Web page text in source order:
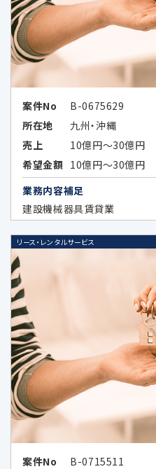
当社又は第三者の
る広告、メールマ
ため
わせた広告情報等
ン等、各種ご案内の
上記各目的に関連
ティングのため
データのハッシュ
方法等により特定
形式に加工したデ
工したデータまた
4.個人情報の第三
次の場合を除いてお
に開示又は提供するこ
お客様ご本人が同
案件No
B-0675629
所在地
九州・沖縄
売上
10億円～30億円
希望金額 10億円～30億円
業務内容補足
建設機械器具賃貸業
リース・レンタルサービス
案件No
B-0715511